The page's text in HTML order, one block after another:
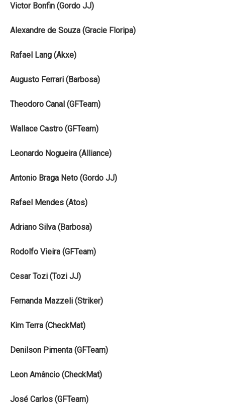
Victor Bonfin (Gordo JJ)
Alexandre de Souza (Gracie Floripa)
Rafael Lang (Akxe)
Augusto Ferrari (Barbosa)
Theodoro Canal (GFTeam)
Wallace Castro (GFTeam)
Leonardo Nogueira (Alliance)
Antonio Braga Neto (Gordo JJ)
Rafael Mendes (Atos)
Adriano Silva (Barbosa)
Rodolfo Vieira (GFTeam)
Cesar Tozi (Tozi JJ)
Fernanda Mazzeli (Striker)
Kim Terra (CheckMat)
Denilson Pimenta (GFTeam)
Leon Amâncio (CheckMat)
José Carlos (GFTeam)